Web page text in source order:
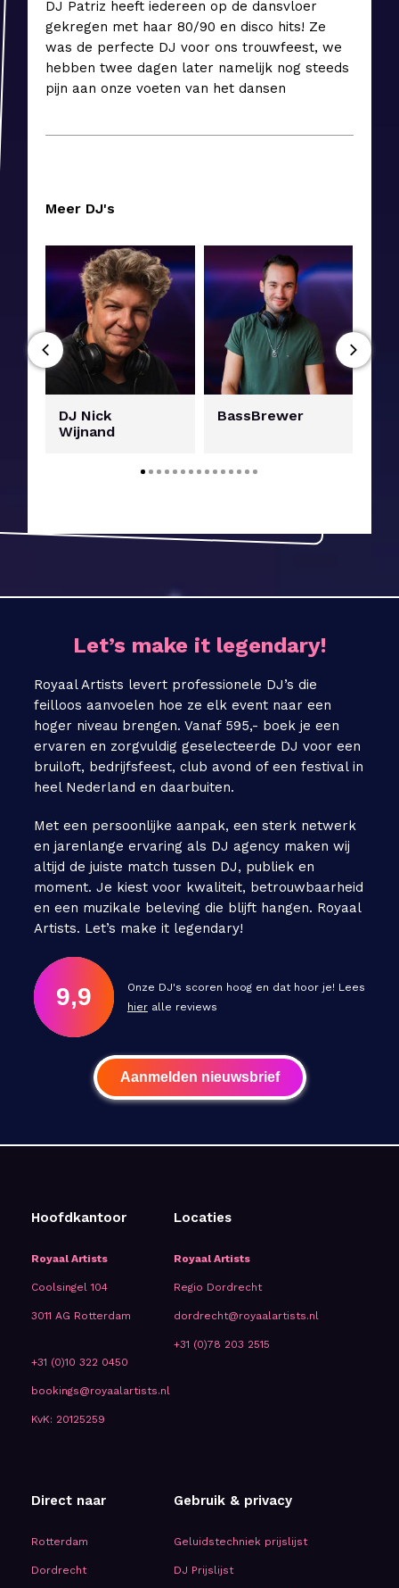
DJ Patriz heeft iedereen op de dansvloer
gekregen met haar 80/90 en disco hits! Ze
was de perfecte DJ voor ons trouwfeest, we
hebben twee dagen later namelijk nog steeds
pijn aan onze voeten van het dansen
Meer DJ's
DJ Nick
Wijnand
BassBrewer
Let’s make it legendary!
Royaal Artists levert professionele DJ’s die
feilloos aanvoelen hoe ze elk event naar een
hoger niveau brengen. Vanaf 595,- boek je een
ervaren en zorgvuldig geselecteerde DJ voor een
bruiloft, bedrijfsfeest, club avond of een festival in
heel Nederland en daarbuiten.
Met een persoonlijke aanpak, een sterk netwerk
en jarenlange ervaring als DJ agency maken wij
altijd de juiste match tussen DJ, publiek en
moment. Je kiest voor kwaliteit, betrouwbaarheid
en een muzikale beleving die blijft hangen. Royaal
Artists. Let’s make it legendary!
9,9
Onze DJ's scoren hoog en dat hoor je! Lees
hieralle reviews
Aanmelden nieuwsbrief
Hoofdkantoor
Royaal Artists
Coolsingel 104
3011 AG Rotterdam
+31 (0)10 322 0450
bookings@royaalartists.nl
KvK: 20125259
Locaties
Royaal Artists
Regio Dordrecht
dordrecht@royaalartists.nl
+31 (0)78 203 2515
Direct naar
Rotterdam
Dordrecht
Gebruik & privacy
Geluidstechniek prijslijst
DJ Prijslijst